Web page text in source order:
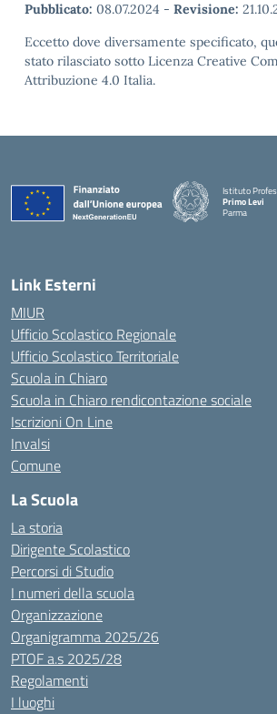
Pubblicato: 08.07.2024 - Revisione:
Eccetto dove diversamente specificato,
stato rilasciato sotto Licenza Creative
Attribuzione 4.0 Italia.
Istituto
Primo Levi
Parma
Link Esterni
MIUR
Ufficio Scolastico Regionale
Ufficio Scolastico Territoriale
Scuola in Chiaro
Scuola in Chiaro rendicontazione sociale
Iscrizioni On Line
Invalsi
Comune
La Scuola
La storia
Dirigente Scolastico
Percorsi di Studio
I numeri della scuola
Organizzazione
Organigramma 2025/26
PTOF a.s 2025/28
Regolamenti
I luoghi